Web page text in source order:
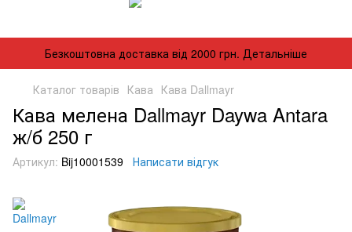
Безкоштовна доставка від 2000 грн. Детальніше
Каталог товарів Кава Кава Dallmayr
Кава мелена Dallmayr Daywa Antara
ж/б 250 г
Артикул: Bij10001539 Написати відгук